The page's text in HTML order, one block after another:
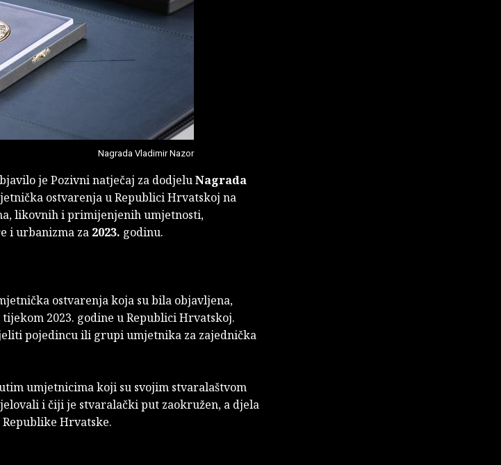
Nagrada Vladimir Nazor
je Pozivni natječaj za dodjeluNagrada
ostvarenja u Republici Hrvatskoj na
likovnih i primijenjenih umjetnosti,
i urbanizma za 2023. godinu.
ostvarenja koja su bila objavljena,
2023. godine u Republici Hrvatskoj.
pojedincu ili grupi umjetnika za zajednička
umjetnicima koji su svojim stvaralaštvom
i čiji je stvaralački put zaokružen, a djela
Hrvatske.